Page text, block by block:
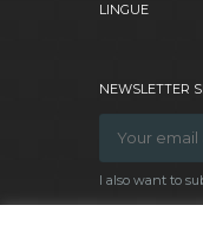
LINGUE
NEWSLETTER
I also want to